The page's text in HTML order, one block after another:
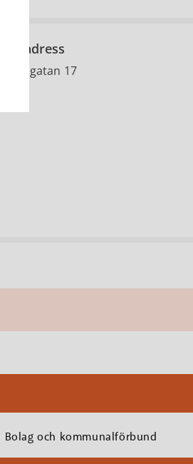
17
Bolag och kommunalförbund